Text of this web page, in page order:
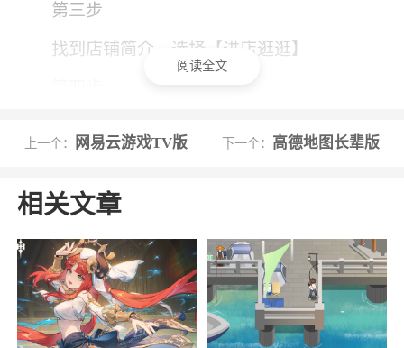
第三步
找到店铺简介，选择【进店逛逛】
进入【我的淘宝】
第六步
选择【收藏的店铺】即可查看收藏信息
软件问题
阅读全文
上一个： 网易云游戏TV版 下一个： 高德地图长辈版
相关文章